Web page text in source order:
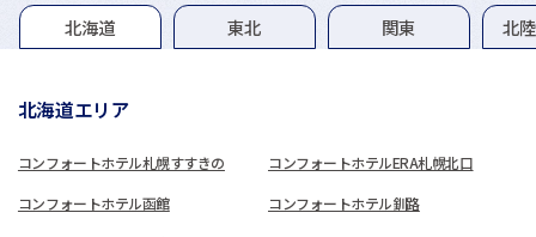
グループホテル一覧
北海道 東北 関東 北
北海道エリア
コンフォートホテル札幌すすきの コンフォートホテルERA札幌北口
コンフォートホテル函館 コンフォートホテル釧路